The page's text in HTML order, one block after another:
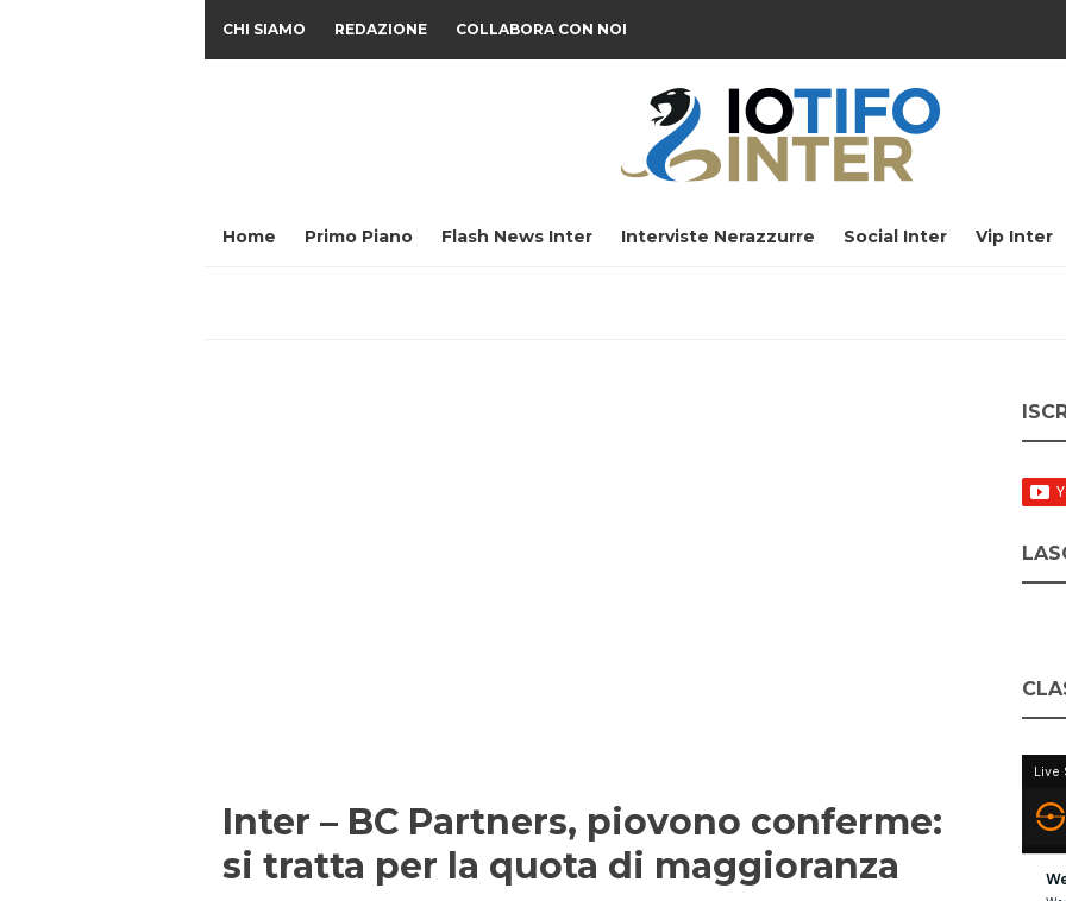
CHI SIAMO REDAZIONE COLLABORA CON NOI
Home Primo Piano Flash News Inter Interviste Nerazzurre Social Inter Vip Inter
Inter – BC Partners, piovono conferme:
si tratta per la quota di maggioranza